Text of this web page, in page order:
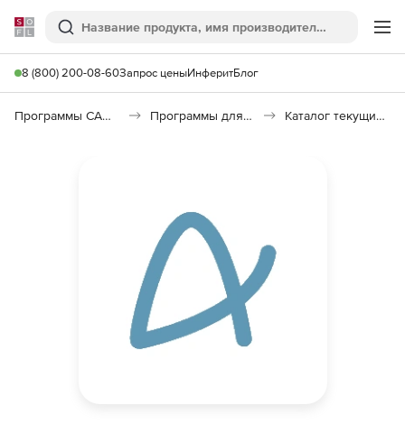
Softline
Поиск
8 (800) 200-08-60Запрос ценыИнферитБлог
Программы САПР и ГИС Программы для документооборота Каталог текущих цен в строительстве (КТЦ)